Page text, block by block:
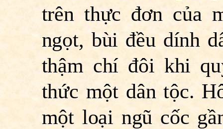
trên thực đơn của
ngọt, bùi đều dính
thậm chí đôi khi
thức một dân tộc.
một loại ngũ cốc